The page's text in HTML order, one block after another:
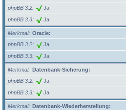
phpBB 3.2
Ja
phpBB 3.3 Ja
Merkmal
Oracle:
phpBB 3.2
Ja
phpBB 3.3 Ja
Merkmal
Datenbank-Sicherung:
phpBB 3.2
Ja
phpBB 3.3 Ja
Merkmal
Datenbank-Wiederherstellung: